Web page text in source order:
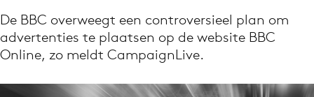
Volg het laatste nieuws via de Adformatie
Nieuws app
De BBC overweegt een controversieel plan om
advertenties te plaatsen op de website BBC
Online, zo meldt CampaignLive.